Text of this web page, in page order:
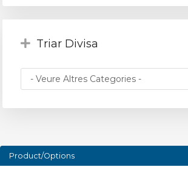
Triar Divisa
Product/Options